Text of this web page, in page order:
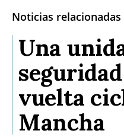
Noticias relacionadas
Una
vuelta
Mancha